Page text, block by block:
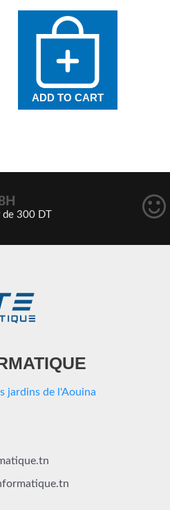
ADD TO CART
de 300 DT
jardins de l'Aouina